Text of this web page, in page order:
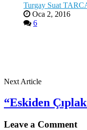
Turgay Suat
Oca 2, 2016
6
Next Article
“Eskiden
Leave a Comment